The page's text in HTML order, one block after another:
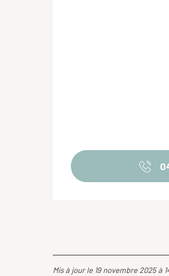
Mis à jour le 19 novembre 2025 à